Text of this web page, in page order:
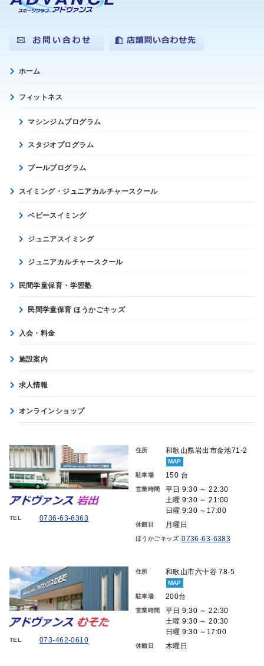
ホーム
フィットネス
マシンジムプログラム
スタジオプログラム
プールプログラム
スイミング・ジュニアカルチャースクール
ベビースイミング
ジュニアスイミング
ジュニアカルチャースクール
民間学童保育・学習塾
民間学童保育 ほうかごキッズ
入会・料金
施設案内
求人情報
オンラインショップ
TEL 0736-63-6363
住所 和歌山県岩出市金池71-2
MAP
駐車場 150 台
営業時間
平日 9:30 ～ 22:30
土曜 9:30 ～ 21:00
日曜 9:30 ～17:00
休館日 月曜日
ほうかごキッズ 0736-63-6383
TEL 073-462-0610
住所 和歌山市六十谷 78-5
MAP
駐車場 200台
営業時間
平日 9:30 ～ 22:30
土曜 9:30 ～ 20:30
日曜 9:30 ～17:00
休館日 木曜日